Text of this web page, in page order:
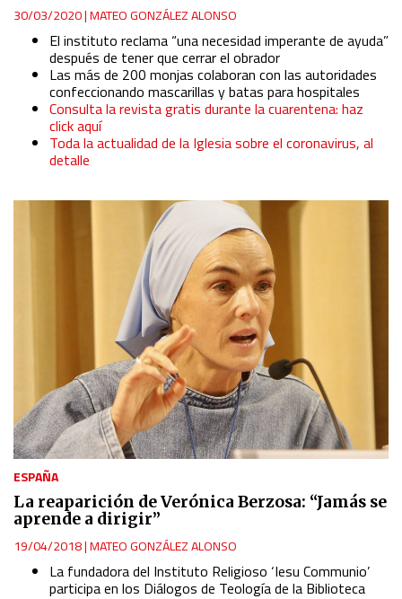
30/03/2020|MATEO GONZÁLEZ ALONSO
El instituto reclama “una necesidad imperante de ayuda”
después de tener que cerrar el obrador
Las más de 200 monjas colaboran con las autoridades
confeccionando mascarillas y batas para hospitales
Consulta la revista gratis durante la cuarentena: haz
click aquí
Toda la actualidad de la Iglesia sobre el coronavirus, al
detalle
ESPAÑA
La reaparición de Verónica Berzosa: “Jamás se
aprende a dirigir”
19/04/2018|MATEO GONZÁLEZ ALONSO
La fundadora del Instituto Religioso ‘Iesu Communio’
participa en los Diálogos de Teología de la Biblioteca
Use profiles to select personalised content
Measure advertising performance
Measure content performance
Understand audiences through statistics or combinations
Develop and improve services
Use limited data to select content
IAB Special Features:
Use precise geolocation data
Identify devices based on information actively requested
Non-IAB processing purposes:
Essential
Analytical
Functional